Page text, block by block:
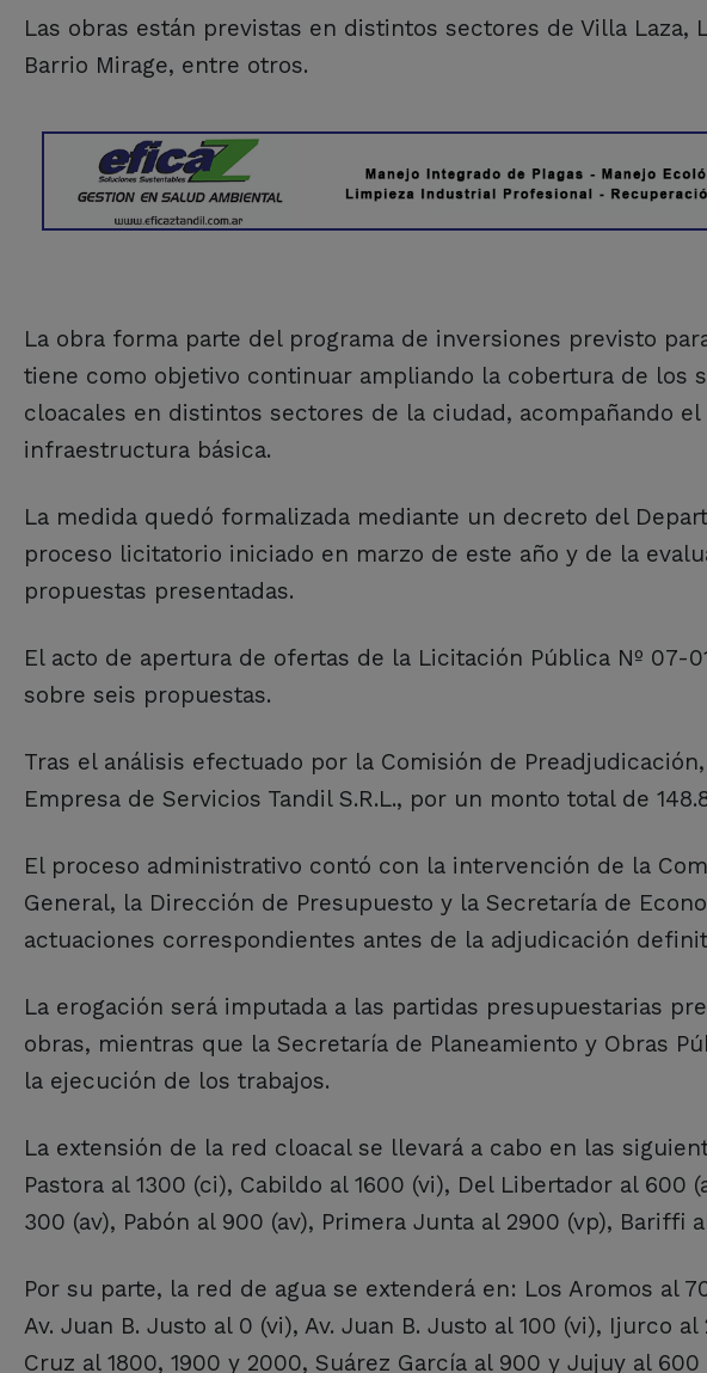
Las obras están previstas en distintos sectores de Villa Laza,
Barrio Mirage, entre otros.
La obra forma parte del programa de inversiones previsto
tiene como objetivo continuar ampliando la cobertura de los
cloacales en distintos sectores de la ciudad, acompañando
infraestructura básica.
La medida quedó formalizada mediante un decreto del
proceso licitatorio iniciado en marzo de este año y de la
propuestas presentadas.
El acto de apertura de ofertas de la Licitación Pública Nº 07-
sobre seis propuestas.
Tras el análisis efectuado por la Comisión de
Empresa de Servicios Tandil S.R.L., por un monto total de
El proceso administrativo contó con la intervención de la
General, la Dirección de Presupuesto y la Secretaría de
actuaciones correspondientes antes de la adjudicación
La erogación será imputada a las partidas presupuestarias
obras, mientras que la Secretaría de Planeamiento y Obras
la ejecución de los trabajos.
La extensión de la red cloacal se llevará a cabo en las
Pastora al 1300 (ci), Cabildo al 1600 (vi), Del Libertador al 600
300 (av), Pabón al 900 (av), Primera Junta al 2900 (vp), Bariffi
Por su parte, la red de agua se extenderá en: Los Aromos al
Av. Juan B. Justo al 0 (vi), Av. Juan B. Justo al 100 (vi), Ijurco
Cruz al 1800, 1900 y 2000, Suárez García al 900 y Jujuy al 600